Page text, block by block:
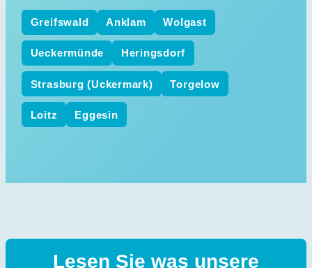
Greifswald Anklam Wolgast
Ueckermünde Heringsdorf
Strasburg (Uckermark) Torgelow
Loitz Eggesin
Lesen Sie was unsere